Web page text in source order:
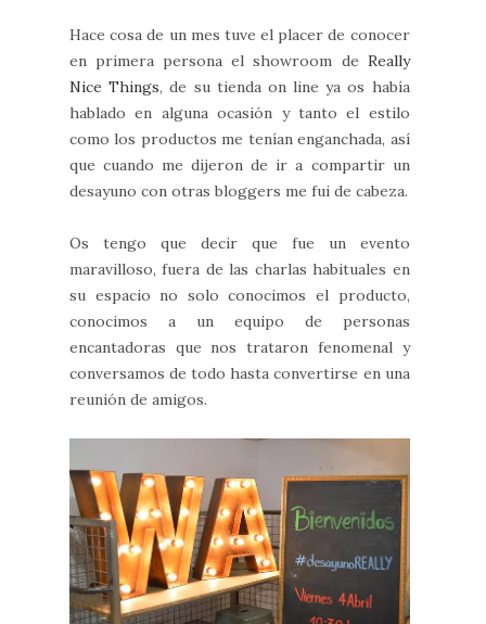
Hace cosa de un mes tuve el placer de conocer
en primera persona el showroom de Really
Nice Things, de su tienda on line ya os había
hablado en alguna ocasión y tanto el estilo
como los productos me tenían enganchada, así
que cuando me dijeron de ir a compartir un
desayuno con otras bloggers me fui de cabeza.
Os tengo que decir que fue un evento
maravilloso, fuera de las charlas habituales en
su espacio no solo conocimos el producto,
conocimos a un equipo de personas
encantadoras que nos trataron fenomenal y
conversamos de todo hasta convertirse en una
reunión de amigos.